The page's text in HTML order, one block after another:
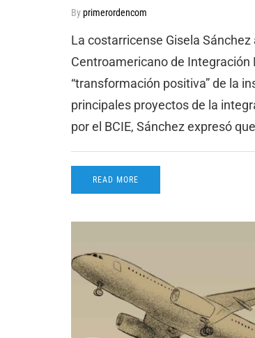
Byprimerordencom
La costarricense Gisela
Centroamericano de Integración
“transformación positiva” de la
principales proyectos de la
por el BCIE, Sánchez expresó
READ MORE